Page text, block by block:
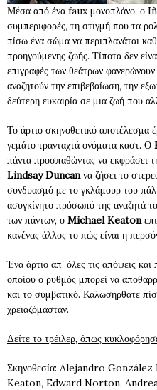
Μέσα από ένα faux μονοπλάνο, ο
συμπεριφορές, τη στιγμή που τα
πίσω ένα σώμα να περιπλανάται
προηγούμενης ζωής. Τίποτα δεν
επιγραφές των θεάτρων
αναζητούν την επιβεβαίωση, την
δεύτερη ευκαιρία σε μια ζωή που
Το άρτιο σκηνοθετικό αποτέλεσμα
γεμάτο τρανταχτά ονόματα καστ. Ο
πάντα προσπαθώντας να εκφράσει
Lindsay Duncan να ζήσει το
συνδυασμό με το γκλάμουρ του
ασυγκίνητο πρόσωπό της αναζητά
των πάντων, ο Michael Keaton
κανένας άλλος το πώς είναι η
Ένα άρτιο απ’ όλες τις απόψεις
οποίου ο ρυθμός μπορεί να
και το συμβατικό. Καλωσήρθατε
χρειαζόμασταν.
Δείτε το τρέιλερ, όπως
Σκηνοθεσία: Alejandro
Keaton, Edward Norton,